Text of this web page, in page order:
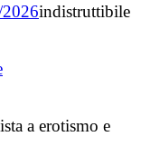
indistruttibile
a erotismo e